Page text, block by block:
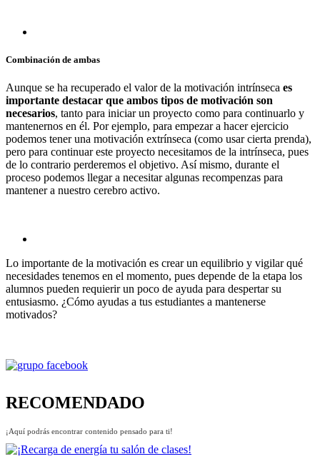
Combinación de ambas
Aunque se ha recuperado el valor de la motivación intrínseca es
importante destacar que ambos tipos de motivación son
necesarios, tanto para iniciar un proyecto como para continuarlo y
mantenernos en él. Por ejemplo, para empezar a hacer ejercicio
podemos tener una motivación extrínseca (como usar cierta prenda),
pero para continuar este proyecto necesitamos de la intrínseca, pues
de lo contrario perderemos el objetivo. Así mismo, durante el
proceso podemos llegar a necesitar algunas recompenzas para
mantener a nuestro cerebro activo.
Lo importante de la motivación es crear un equilibrio y vigilar qué
necesidades tenemos en el momento, pues depende de la etapa los
alumnos pueden requierir un poco de ayuda para despertar su
entusiasmo. ¿Cómo ayudas a tus estudiantes a mantenerse
motivados?
RECOMENDADO
¡Aquí podrás encontrar contenido pensado para ti!